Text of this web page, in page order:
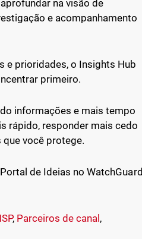
na visão de
e acompanhamento
e prioridades, o Insights Hub
primeiro.
informações e mais tempo
rápido, responder mais cedo
você protege.
de Ideias no WatchGuard
, Parceiros de canal ,